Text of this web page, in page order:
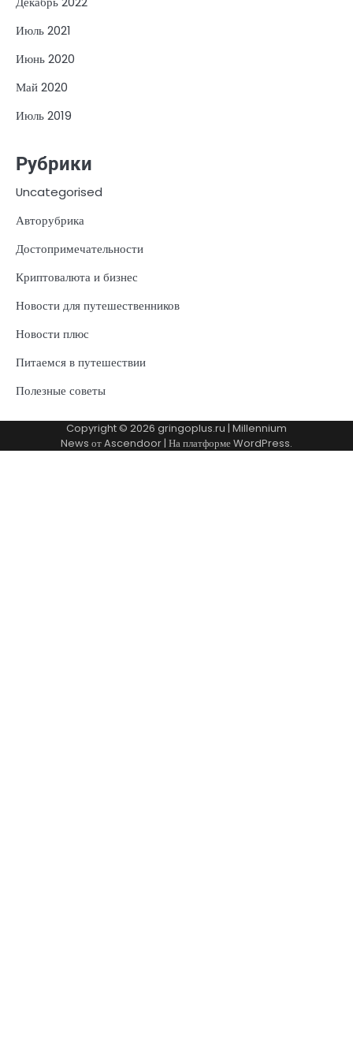
Июль 2021
Июнь 2020
Май 2020
Июль 2019
Рубрики
Uncategorised
Авторубрика
Достопримечательности
Криптовалюта и бизнес
Новости для путешественников
Новости плюс
Питаемся в путешествии
Полезные советы
Copyright © 2026 gringoplus.ru | Millennium
News отAscendoor | На платформеWordPress.